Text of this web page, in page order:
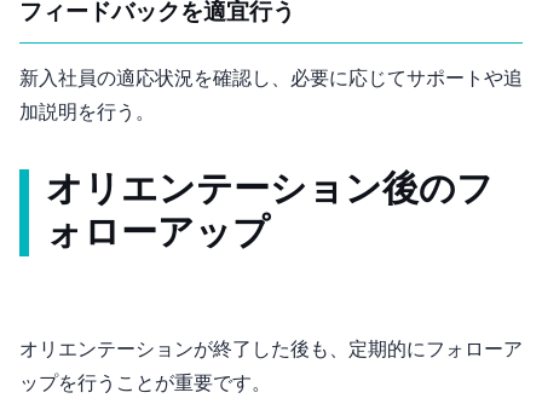
フィードバックを適宜行う
新入社員の適応状況を確認し、必要に応じてサポートや追
加説明を行う。
オリエンテーション後のフ
ォローアップ
オリエンテーションが終了した後も、定期的にフォローア
ップを行うことが重要です。